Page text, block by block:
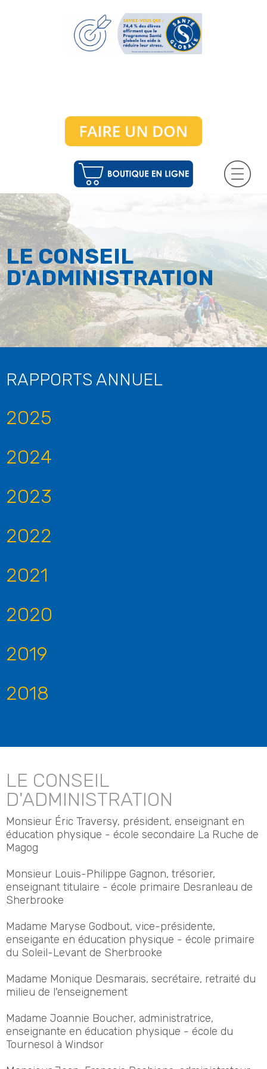
LE CONSEIL
D'ADMINISTRATION
RAPPORTS ANNUEL
2025
2024
2023
2022
2021
2020
2019
2018
LE CONSEIL
D'ADMINISTRATION
Monsieur Éric Traversy, président, enseignant en
éducation physique - école secondaire La Ruche de
Magog
Monsieur Louis-Philippe Gagnon, trésorier,
enseignant titulaire - école primaire Desranleau de
Sherbrooke
Madame Maryse Godbout, vice-présidente,
enseigante en éducation physique - école primaire
du Soleil-Levant de Sherbrooke
Madame Monique Desmarais, secrétaire, retraité du
milieu de l'enseignement
Madame Joannie Boucher, administratrice,
enseignante en éducation physique - école du
Tournesol à Windsor